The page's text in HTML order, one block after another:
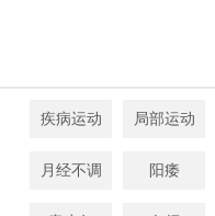
疾病运动 局部运动
月经不调 阳痿